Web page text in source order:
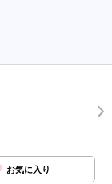
お気に入り